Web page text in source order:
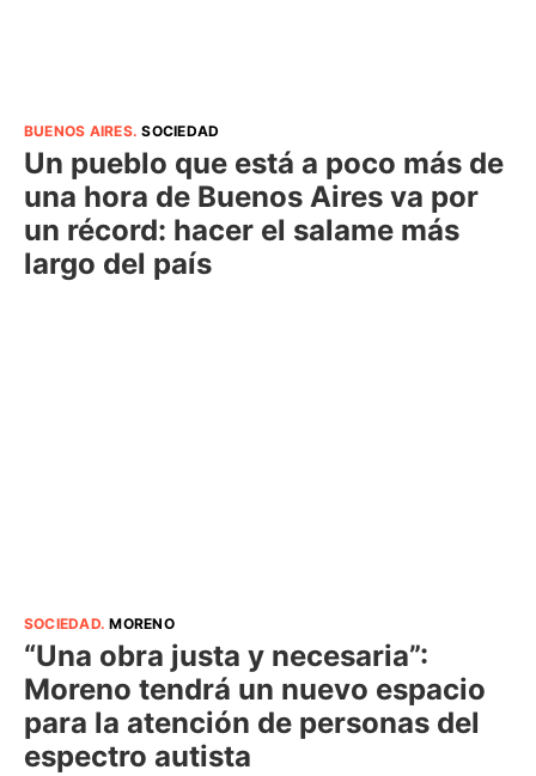
BUENOS AIRES.SOCIEDAD
Un pueblo que está a poco más de
una hora de Buenos Aires va por
un récord: hacer el salame más
largo del país
SOCIEDAD.MORENO
“Una obra justa y necesaria”:
Moreno tendrá un nuevo espacio
para la atención de personas del
espectro autista